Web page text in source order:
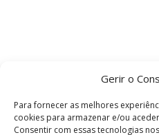
Gerir o
Para fornecer as melhores
cookies para armazenar e/ou
Consentir com essas tecnologias